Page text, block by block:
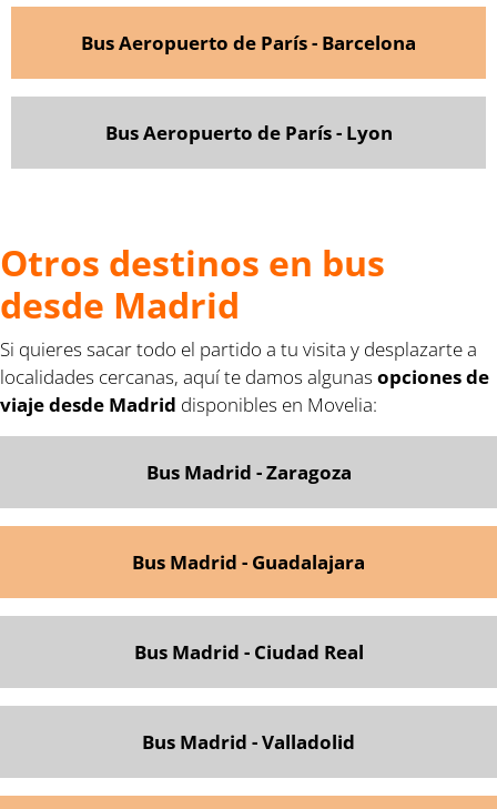
Bus Aeropuerto de París - Barcelona
Bus Aeropuerto de París - Lyon
Otros destinos en bus
desde Madrid
Si quieres sacar todo el partido a tu visita y desplazarte a
localidades cercanas, aquí te damos algunasopciones de
viaje desde Madrid disponibles en Movelia:
Bus Madrid - Zaragoza
Bus Madrid - Guadalajara
Bus Madrid - Ciudad Real
Bus Madrid - Valladolid